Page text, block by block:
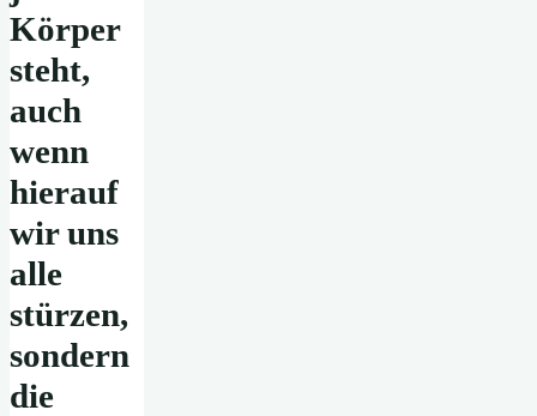
Körper
steht,
auch
wenn
hierauf
wir uns
alle
stürzen,
sondern
die